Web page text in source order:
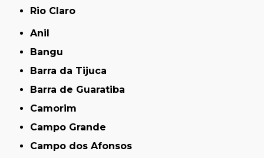
Rio Claro
Anil
Bangu
Barra da Tijuca
Barra de Guaratiba
Camorim
Campo Grande
Campo dos Afonsos